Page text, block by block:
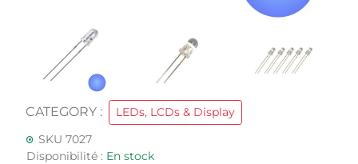
CATEGORY :
LEDs, LCDs & Display
SKU 7027
Disponibilité : En stock